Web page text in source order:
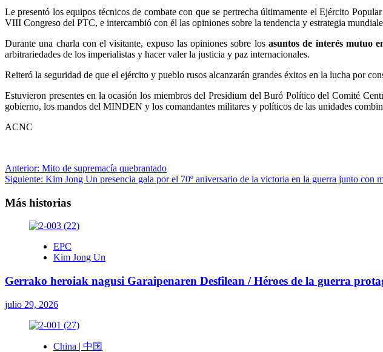
Le presentó los equipos técnicos de combate con que se pertrecha últimamente el Ejército
VIII Congreso del PTC, e intercambió con él las opiniones sobre la tendencia y estrategia
Durante una charla con el visitante, expuso las opiniones sobre los asuntos de interés mutuo
arbitrariedades de los imperialistas y hacer valer la justicia y paz internacionales.
Reiteró la seguridad de que el ejército y pueblo rusos alcanzarán grandes éxitos en la lucha por
Estuvieron presentes en la ocasión los miembros del Presidium del Buró Político del Comité
gobierno, los mandos del MINDEN y los comandantes militares y políticos de las unidades
ACNC
Navegación
de
entradas
Anterior: Mito de supremacía quebrantado
Siguiente: Kim Jong Un presencia gala por el 70º aniversario de la victoria en la guerra junto con
Más historias
EPC
Kim Jong Un
Gerrako heroiak nagusi Garaipenaren Desfilean / Héroes de la guerra
julio 29, 2026
China | 中国